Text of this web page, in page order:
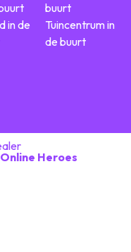
in de
buurt
Tuincentrum in
de buurt
Online Heroes